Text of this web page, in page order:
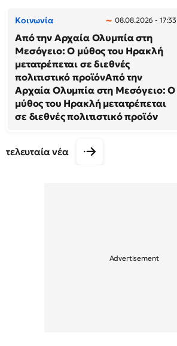
Κοινωνία 08.08.2026 - 17:33
Από την Αρχαία Ολυμπία στη
Μεσόγειο: Ο μύθος του Ηρακλή
μετατρέπεται σε διεθνές
πολιτιστικό προϊόνΑπό την
Αρχαία Ολυμπία στη Μεσόγειο: Ο
μύθος του Ηρακλή μετατρέπεται
σε διεθνές πολιτιστικό προϊόν
τελευταία νέα